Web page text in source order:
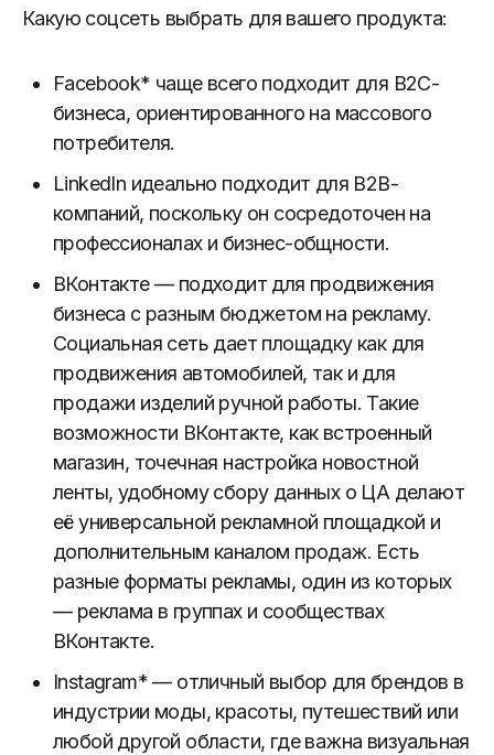
Какую соцсеть выбрать для вашего продукта:
Facebook* чаще всего подходит для B2C-
бизнеса, ориентированного на массового
потребителя.
LinkedIn идеально подходит для B2B-
компаний, поскольку он сосредоточен на
профессионалах и бизнес-общности.
ВКонтакте — подходит для продвижения
бизнеса с разным бюджетом на рекламу.
Социальная сеть дает площадку как для
продвижения автомобилей, так и для
продажи изделий ручной работы. Такие
возможности ВКонтакте, как встроенный
магазин, точечная настройка новостной
ленты, удобному сбору данных о ЦА делают
её универсальной рекламной площадкой и
дополнительным каналом продаж. Есть
разные форматы рекламы, один из которых
— реклама в группах и сообществах
ВКонтакте.
Instagram* — отличный выбор для брендов в
индустрии моды, красоты, путешествий или
любой другой области, где важна визуальная